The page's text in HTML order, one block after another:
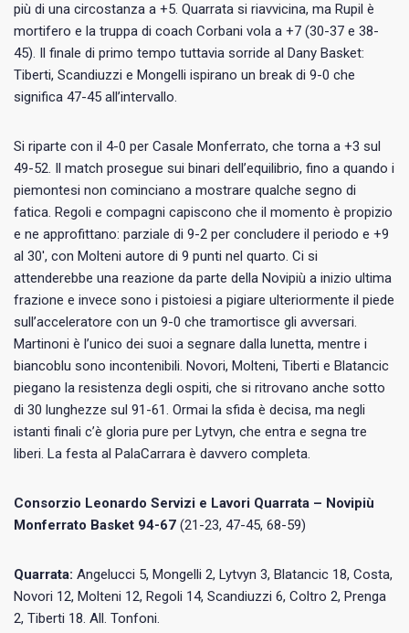
più di una circostanza a +5. Quarrata si riavvicina, ma Rupil è
mortifero e la truppa di coach Corbani vola a +7 (30-37 e 38-
45). Il finale di primo tempo tuttavia sorride al Dany Basket:
Tiberti, Scandiuzzi e Mongelli ispirano un break di 9-0 che
significa 47-45 all’intervallo.
Si riparte con il 4-0 per Casale Monferrato, che torna a +3 sul
49-52. Il match prosegue sui binari dell’equilibrio, fino a quando i
piemontesi non cominciano a mostrare qualche segno di
fatica. Regoli e compagni capiscono che il momento è propizio
e ne approfittano: parziale di 9-2 per concludere il periodo e +9
al 30′, con Molteni autore di 9 punti nel quarto. Ci si
attenderebbe una reazione da parte della Novipiù a inizio ultima
frazione e invece sono i pistoiesi a pigiare ulteriormente il piede
sull’acceleratore con un 9-0 che tramortisce gli avversari.
Martinoni è l’unico dei suoi a segnare dalla lunetta, mentre i
biancoblu sono incontenibili. Novori, Molteni, Tiberti e Blatancic
piegano la resistenza degli ospiti, che si ritrovano anche sotto
di 30 lunghezze sul 91-61. Ormai la sfida è decisa, ma negli
istanti finali c’è gloria pure per Lytvyn, che entra e segna tre
liberi. La festa al PalaCarrara è davvero completa.
Consorzio Leonardo Servizi e Lavori Quarrata – Novipiù
Monferrato Basket 94-67 (21-23, 47-45, 68-59)
Quarrata: Angelucci 5, Mongelli 2, Lytvyn 3, Blatancic 18, Costa,
Novori 12, Molteni 12, Regoli 14, Scandiuzzi 6, Coltro 2, Prenga
2, Tiberti 18. All. Tonfoni.